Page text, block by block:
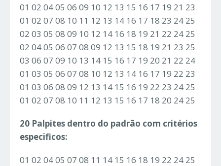
01 02 04 05 06 09 10 12 13 15 16 17 19 21 23
01 02 07 08 10 11 12 13 14 16 17 18 23 24 25
02 03 05 08 09 10 12 14 16 18 19 21 22 24 25
02 04 05 06 07 08 09 12 13 15 18 19 21 23 25
03 06 07 09 10 13 14 15 16 17 19 20 21 22 24
01 03 05 06 07 08 10 12 13 14 16 17 19 22 23
01 03 06 08 09 12 13 14 15 16 19 22 23 24 25
01 02 07 08 10 11 12 13 15 16 17 18 20 24 25
20 Palpites dentro do padrão com critérios
especificos:
01 02 04 05 07 08 11 14 15 16 18 19 22 24 25